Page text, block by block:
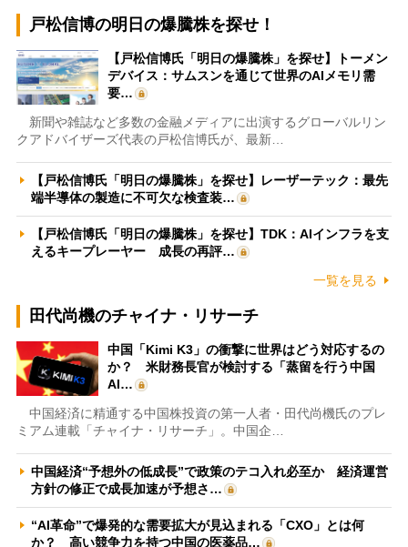
戸松信博の明日の爆騰株を探せ！
【戸松信博氏「明日の爆騰株」を探せ】トーメン
デバイス：サムスンを通じて世界のAIメモリ需
要…
新聞や雑誌など多数の金融メディアに出演するグローバルリン
クアドバイザーズ代表の戸松信博氏が、最新…
【戸松信博氏「明日の爆騰株」を探せ】レーザーテック：最先
端半導体の製造に不可欠な検査装…
【戸松信博氏「明日の爆騰株」を探せ】TDK：AIインフラを支
えるキープレーヤー 成長の再評…
一覧を見る
田代尚機のチャイナ・リサーチ
中国「Kimi K3」の衝撃に世界はどう対応するの
か？ 米財務長官が検討する「蒸留を行う中国
AI…
中国経済に精通する中国株投資の第一人者・田代尚機氏のプレ
ミアム連載「チャイナ・リサーチ」。中国企…
中国経済“予想外の低成長”で政策のテコ入れ必至か 経済運営
方針の修正で成長加速が予想さ…
“AI革命”で爆発的な需要拡大が見込まれる「CXO」とは何
か？ 高い競争力を持つ中国の医薬品…